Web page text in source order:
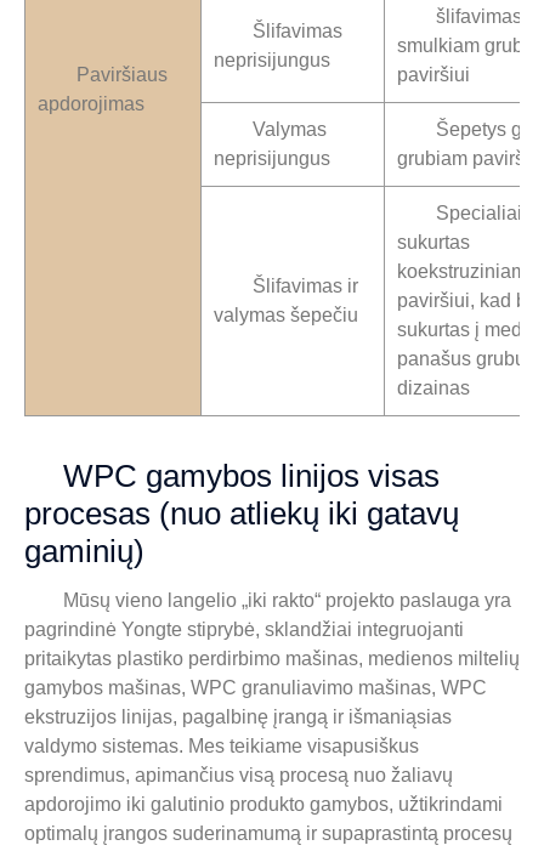
Paviršiaus
apdorojimas
Šlifavimas
neprisijungus
šlifavimas
smulkiam
paviršiui
Valymas
neprisijungus
Šepetys
grubiam paviršiui
Šlifavimas ir
valymas šepečiu
Specialiai
sukurtas
koekstruziniam
paviršiui, kad
sukurtas į
panašus grubus
dizainas
WPC gamybos linijos visas
procesas (nuo atliekų iki gatavų
gaminių)
Mūsų vieno langelio „iki rakto“ projekto paslauga yra
pagrindinė Yongte stiprybė, sklandžiai integruojanti
pritaikytas plastiko perdirbimo mašinas, medienos miltelių
gamybos mašinas, WPC granuliavimo mašinas, WPC
ekstruzijos linijas, pagalbinę įrangą ir išmaniąsias
valdymo sistemas. Mes teikiame visapusiškus
sprendimus, apimančius visą procesą nuo žaliavų
apdorojimo iki galutinio produkto gamybos, užtikrindami
optimalų įrangos suderinamumą ir supaprastintą procesų